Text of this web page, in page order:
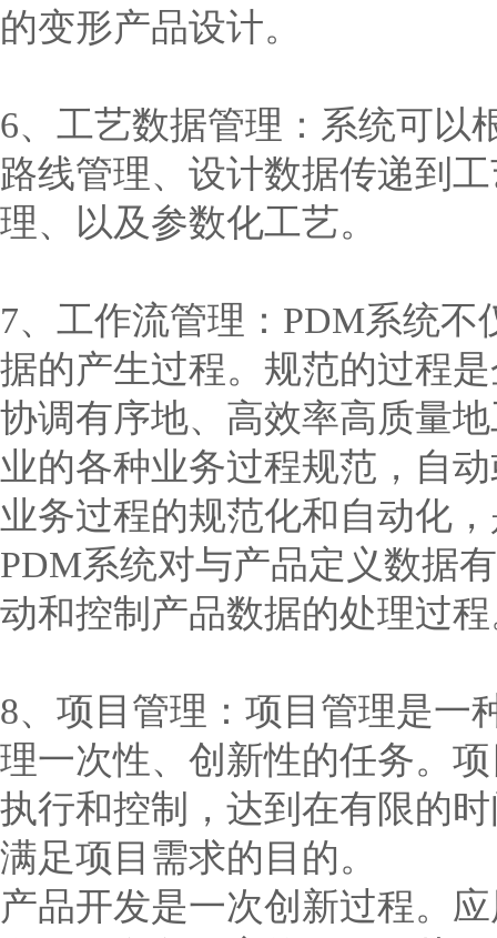
的变形产品设计。
6、工艺数据管理：系统可以
路线管理、设计数据传递到
理、以及参数化工艺。
7、工作流管理：PDM系统
据的产生过程。规范的过程
协调有序地、高效率高质量
业的各种业务过程规范，自
业务过程的规范化和自动化
PDM系统对与产品定义数据
动和控制产品数据的处理过
8、项目管理：项目管理是一
理一次性、创新性的任务。
执行和控制，达到在有限的
满足项目需求的目的。
产品开发是一次创新过程。